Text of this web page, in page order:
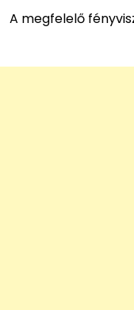
A megfelelő